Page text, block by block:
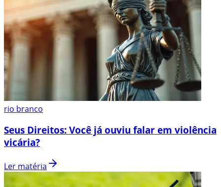
rio branco
Seus Direitos: Você já ouviu falar em violência
vicária?
Ler matéria